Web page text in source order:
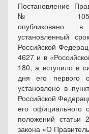
Постановление
№ 1054,
опубликовано
установленный
Российской
4627 и в
180, а вступило в
дня его первого
установлено в
Российской
его официального
положений статьи
закона «О